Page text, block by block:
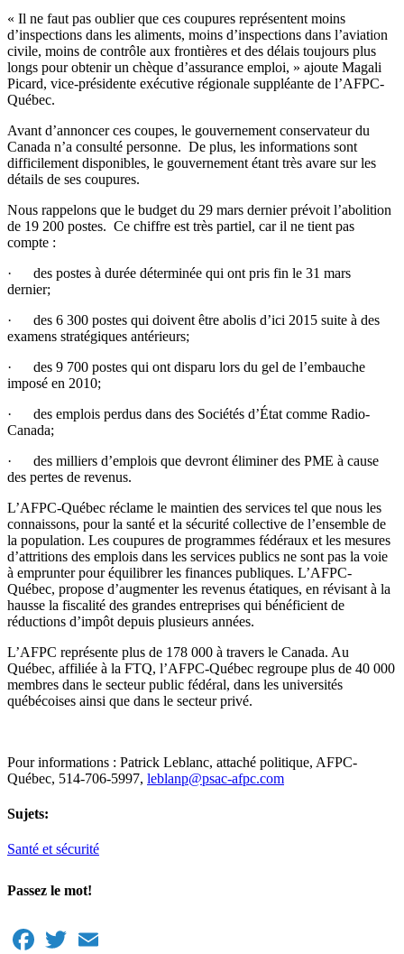
« Il ne faut pas oublier que ces coupures représentent moins
d’inspections dans les aliments, moins d’inspections dans l’aviation
civile, moins de contrôle aux frontières et des délais toujours plus
longs pour obtenir un chèque d’assurance emploi, » ajoute Magali
Picard, vice-présidente exécutive régionale suppléante de l’AFPC-
Québec.
Avant d’annoncer ces coupes, le gouvernement conservateur du
Canada n’a consulté personne. De plus, les informations sont
difficilement disponibles, le gouvernement étant très avare sur les
détails de ses coupures.
Nous rappelons que le budget du 29 mars dernier prévoit l’abolition
de 19 200 postes. Ce chiffre est très partiel, car il ne tient pas
compte :
· des postes à durée déterminée qui ont pris fin le 31 mars
dernier;
· des 6 300 postes qui doivent être abolis d’ici 2015 suite à des
examens stratégiques antérieurs;
· des 9 700 postes qui ont disparu lors du gel de l’embauche
imposé en 2010;
· des emplois perdus dans des Sociétés d’État comme Radio-
Canada;
· des milliers d’emplois que devront éliminer des PME à cause
des pertes de revenus.
L’AFPC-Québec réclame le maintien des services tel que nous les
connaissons, pour la santé et la sécurité collective de l’ensemble de
la population. Les coupures de programmes fédéraux et les mesures
d’attritions des emplois dans les services publics ne sont pas la voie
à emprunter pour équilibrer les finances publiques. L’AFPC-
Québec, propose d’augmenter les revenus étatiques, en révisant à la
hausse la fiscalité des grandes entreprises qui bénéficient de
réductions d’impôt depuis plusieurs années.
L’AFPC représente plus de 178 000 à travers le Canada. Au
Québec, affiliée à la FTQ, l’AFPC-Québec regroupe plus de 40 000
membres dans le secteur public fédéral, dans les universités
québécoises ainsi que dans le secteur privé.
Pour informations : Patrick Leblanc, attaché politique, AFPC-
Québec, 514-706-5997, leblanp@psac-afpc.com
Sujets:
Santé et sécurité
Passez le mot!
Facebook
Twitter